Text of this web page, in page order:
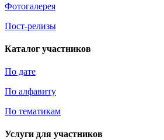
Фотогалерея
Пост-релизы
Каталог участников
По дате
По алфавиту
По тематикам
Услуги для участников